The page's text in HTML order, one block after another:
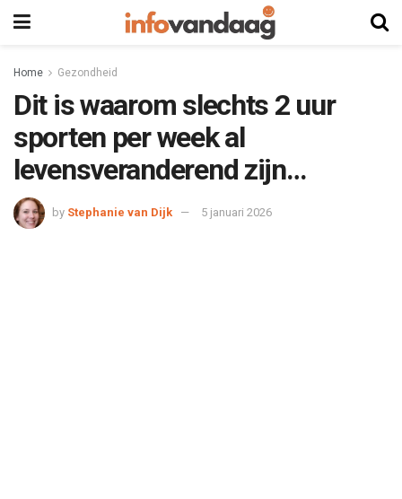
Home Gezondheid
Dit is waarom slechts 2 uur
sporten per week al
levensveranderend zijn…
by Stephanie van Dijk 5 januari 2026